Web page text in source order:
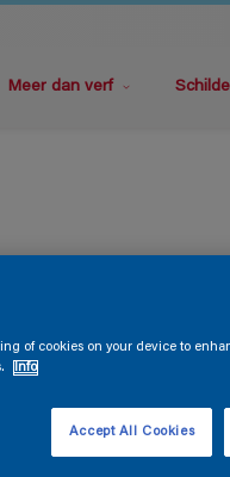
Meer dan verf
of cookies on your device to
Info
Accept All Cookies